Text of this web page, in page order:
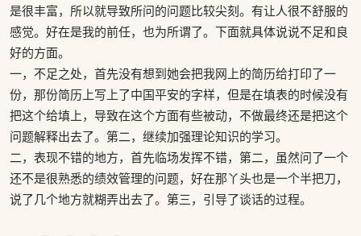
是很丰富，所以就导致所问的问题比较尖刻。有让人很不舒服的
感觉。好在是我的前任，也为所谓了。下面就具体说说不足和良
好的方面。
一，不足之处，首先没有想到她会把我网上的简历给打印了一
份，那份简历上写上了中国平安的字样，但是在填表的时候没有
把这个给填上，导致在这个方面有些被动，不做最终还是把这个
问题解释出去了。第二，继续加强理论知识的学习。
二，表现不错的地方，首先临场发挥不错，第二，虽然问了一个
还不是很熟悉的绩效管理的问题，好在那丫头也是一个半把刀，
说了几个地方就糊弄出去了。第三，引导了谈话的过程。